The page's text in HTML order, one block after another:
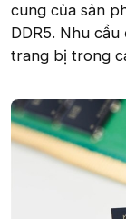
cung của sản
DDR5. Nhu
trang bị trong